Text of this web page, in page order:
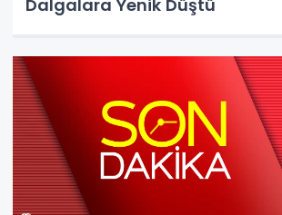
Dalgalara Yenik Düştü